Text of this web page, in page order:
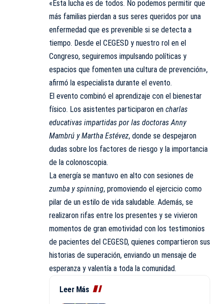
«Esta lucha es de todos. No podemos permitir que
más familias pierdan a sus seres queridos por una
enfermedad que es prevenible si se detecta a
tiempo. Desde el CEGESD y nuestro rol en el
Congreso, seguiremos impulsando políticas y
espacios que fomenten una cultura de prevención»,
afirmó la especialista durante el evento.
El evento combinó el aprendizaje con el bienestar
físico. Los asistentes participaron en charlas
educativas impartidas por las doctoras Anny
Mambrú y Martha Estévez, donde se despejaron
dudas sobre los factores de riesgo y la importancia
de la colonoscopia.
La energía se mantuvo en alto con sesiones de
zumba y spinning, promoviendo el ejercicio como
pilar de un estilo de vida saludable. Además, se
realizaron rifas entre los presentes y se vivieron
momentos de gran emotividad con los testimonios
de pacientes del CEGESD, quienes compartieron sus
historias de superación, enviando un mensaje de
esperanza y valentía a toda la comunidad.
Leer Más